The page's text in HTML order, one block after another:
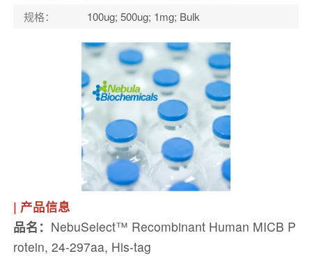
规格： 100ug; 500ug; 1mg; Bulk
| 产品信息
品名： NebuSelect™ Recombinant Human MICB P
rotein, 24-297aa, His-tag